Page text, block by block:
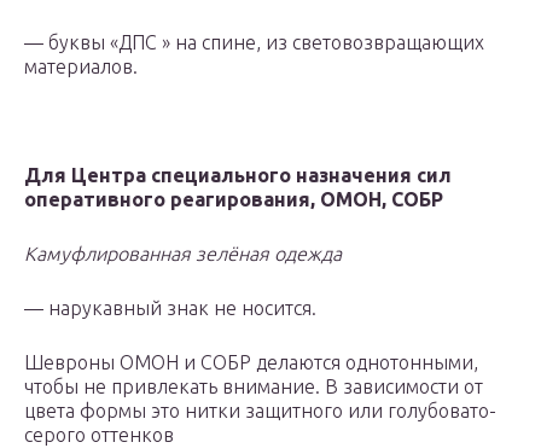
— буквы «ДПС » на спине, из световозвращающих
материалов.
Для Центра специального назначения сил
оперативного реагирования, ОМОН, СОБР
Камуфлированная зелёная одежда
— нарукавный знак не носится.
Шевроны ОМОН и СОБР делаются однотонными,
чтобы не привлекать внимание. В зависимости от
цвета формы это нитки защитного или голубовато-
серого оттенков